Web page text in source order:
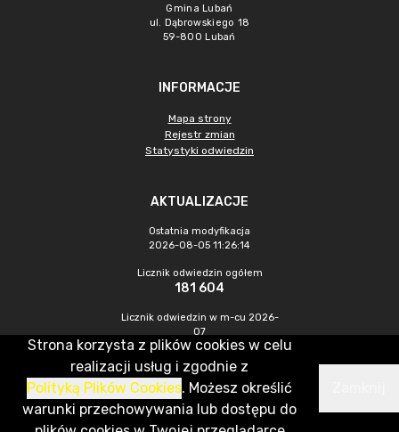
Gmina Lubań
ul. Dąbrowskiego 18
59-800 Lubań
INFORMACJE
Mapa strony
Rejestr zmian
Statystyki odwiedzin
AKTUALIZACJE
Ostatnia modyfikacja
2026-08-05 11:26:14
Licznik odwiedzin ogółem
181 604
Licznik odwiedzin w m-cu 2026-
07
195
CMS & Hosting: Nefeni Sp. z o.o.
Strona korzysta z plików cookies w celu
realizacji usług i zgodnie z
Polityką Plików Cookies. Możesz określić
warunki przechowywania lub dostępu do